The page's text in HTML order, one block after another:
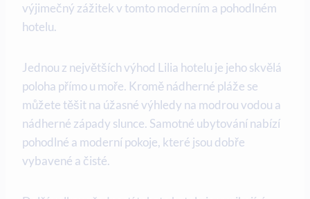
výjimečný zážitek v tomto moderním a pohodlném
hotelu.
Jednou z největších výhod Lilia hotelu je jeho skvělá
poloha přímo u moře. Kromě nádherné pláže se
můžete těšit na úžasné výhledy na modrou vodou a
nádherné západy slunce. Samotné ubytování nabízí
pohodlné a moderní pokoje, které jsou dobře
vybavené a čisté.